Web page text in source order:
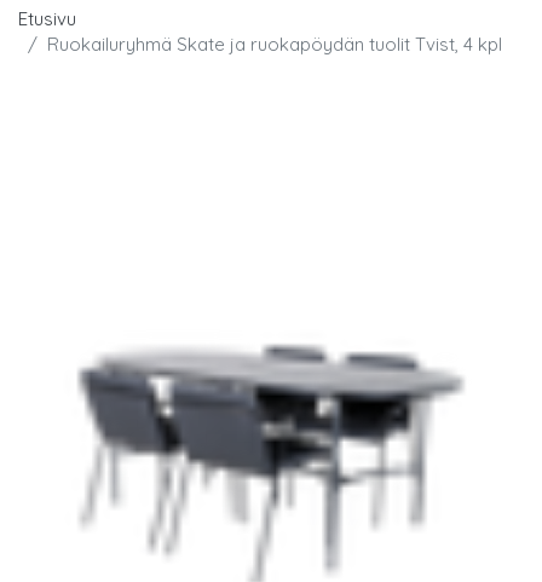
Etusivu
Ruokailuryhmä Skate ja ruokapöydän tuolit Tvist, 4 kpl